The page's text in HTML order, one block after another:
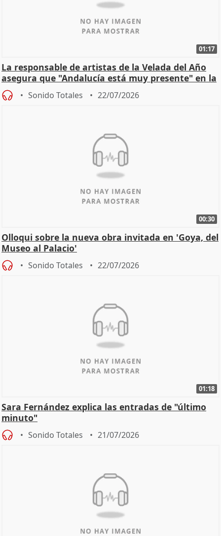
01:17
La responsable de artistas de la Velada del Año
asegura que "Andalucía está muy presente" en la
cita
Sonido Totales 22/07/2026
00:30
Olloqui sobre la nueva obra invitada en 'Goya, del
Museo al Palacio'
Sonido Totales 22/07/2026
01:18
Sara Fernández explica las entradas de "último
minuto"
Sonido Totales 21/07/2026